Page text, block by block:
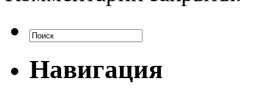
Навигация